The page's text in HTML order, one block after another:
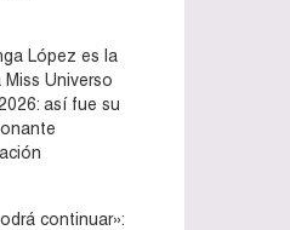
López es la
Miss Universo
así fue su
continuar»: